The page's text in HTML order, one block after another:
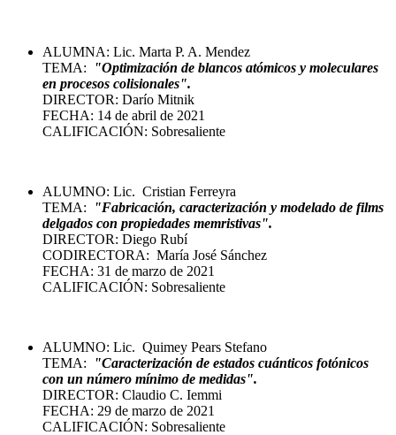
ALUMNA: Lic. Marta P. A. Mendez
TEMA:
"Optimización de blancos atómicos y moleculares
en procesos colisionales".
DIRECTOR: Darío Mitnik
FECHA: 14 de abril de 2021
CALIFICACIÓN: Sobresaliente
ALUMNO: Lic. Cristian Ferreyra
TEMA:
"Fabricación, caracterización y modelado de films
delgados con propiedades memristivas".
DIRECTOR: Diego Rubí
CODIRECTORA: María José Sánchez
FECHA: 31 de marzo de 2021
CALIFICACIÓN: Sobresaliente
ALUMNO: Lic. Quimey Pears Stefano
TEMA:
"Caracterización de estados cuánticos fotónicos
con un número mínimo de medidas".
DIRECTOR: Claudio C. Iemmi
FECHA: 29 de marzo de 2021
CALIFICACIÓN: Sobresaliente